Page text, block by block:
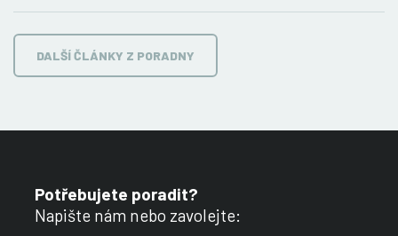
DALŠÍ ČLÁNKY Z PORADNY
Potřebujete poradit?
Napište nám nebo zavolejte: